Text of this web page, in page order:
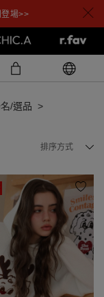
場>>
/選品
排序方式